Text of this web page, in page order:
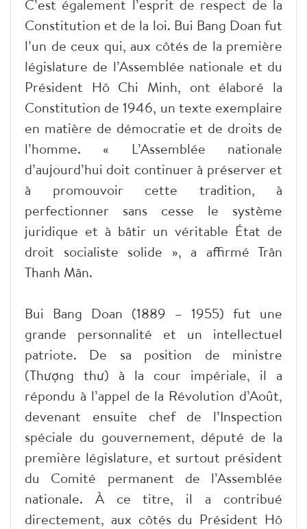
C’est également l’esprit de respect de la
Constitution et de la loi. Bui Bang Doan fut
l’un de ceux qui, aux côtés de la première
législature de l’Assemblée nationale et du
Président Hô Chi Minh, ont élaboré la
Constitution de 1946, un texte exemplaire
en matière de démocratie et de droits de
l’homme. « L’Assemblée nationale
d’aujourd’hui doit continuer à préserver et
à promouvoir cette tradition, à
perfectionner sans cesse le système
juridique et à bâtir un véritable État de
droit socialiste solide », a affirmé Trân
Thanh Mân.
Bui Bang Doan (1889 – 1955) fut une
grande personnalité et un intellectuel
patriote. De sa position de ministre
(Thượng thư) à la cour impériale, il a
répondu à l’appel de la Révolution d’Août,
devenant ensuite chef de l’Inspection
spéciale du gouvernement, député de la
première législature, et surtout président
du Comité permanent de l’Assemblée
nationale. À ce titre, il a contribué
directement, aux côtés du Président Hô